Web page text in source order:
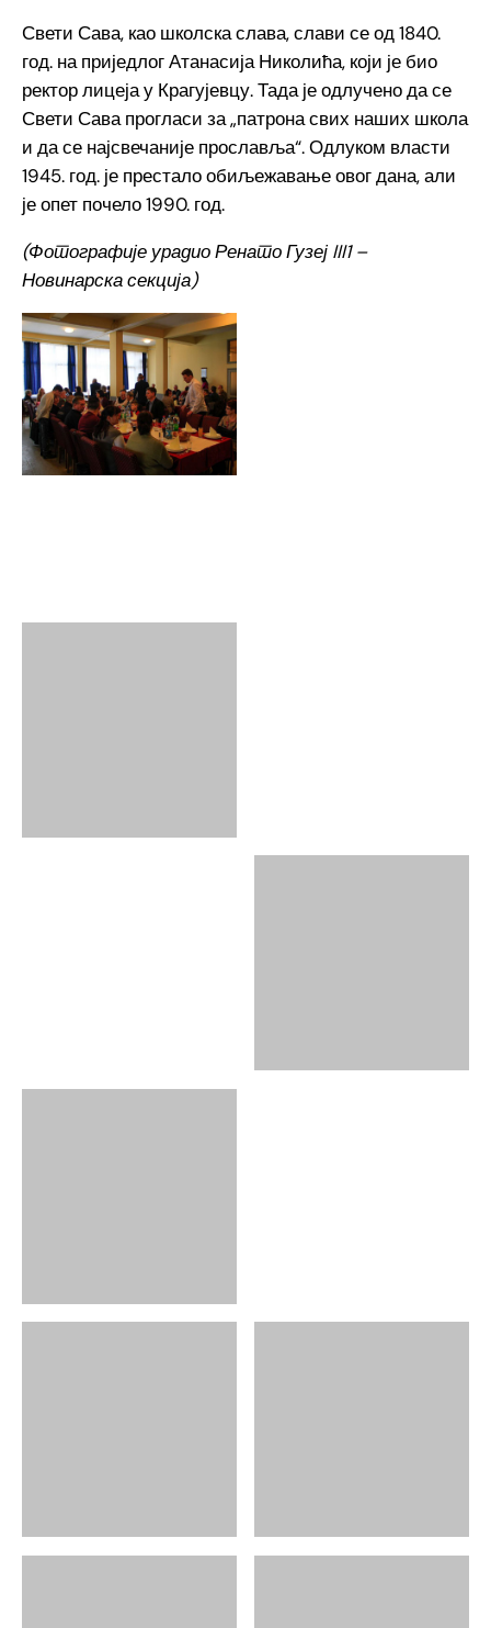
Свети Сава, као школска слава, слави се од 1840.
год. на приједлог Атанасија Николића, који је био
ректор лицеја у Крагујевцу. Тада је одлучено да се
Свети Сава прогласи за „патрона свих наших школа
и да се најсвечаније прославља“. Одлуком власти
1945. год. је престало обиљежавање овог дана, али
је опет почело 1990. год.
(Фотографије урадио Ренато Гузеј III1 –
Новинарска секција)